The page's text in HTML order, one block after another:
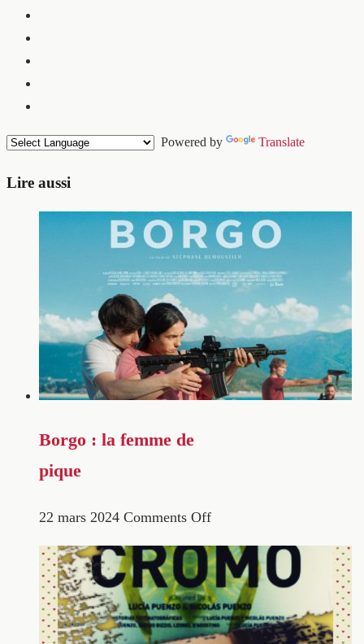
Powered by Translate
Lire aussi
Borgo : la femme de
pique
22 mars 2024 Comments Off